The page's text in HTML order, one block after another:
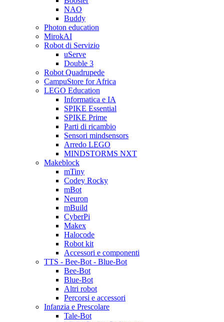
NAO
Buddy
Photon education
MirokAI
Robot di Servizio
uServe
Double 3
Robot Quadrupede
CampuStore for Africa
LEGO Education
Informatica e IA
SPIKE Essential
SPIKE Prime
Parti di ricambio
Sensori mindsensors
Arredo LEGO
MINDSTORMS NXT
Makeblock
mTiny
Codey Rocky
mBot
Neuron
mBuild
CyberPi
Makex
Halocode
Robot kit
Accessori e componenti
TTS - Bee-Bot - Blue-Bot
Bee-Bot
Blue-Bot
Altri robot
Percorsi e accessori
Infanzia e Prescolare
Tale-Bot